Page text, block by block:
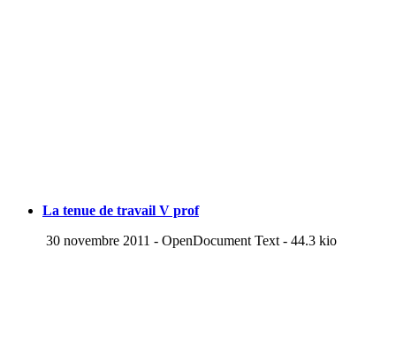
La tenue de travail V prof
30 novembre 2011 - OpenDocument Text - 44.3 kio